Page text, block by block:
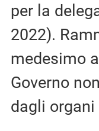
per la
2022).
medesimo
Governo
dagli